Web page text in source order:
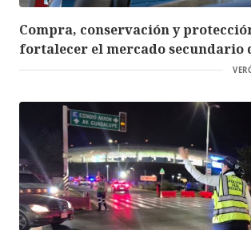
Compra, conservación y
fortalecer el mercado secundario